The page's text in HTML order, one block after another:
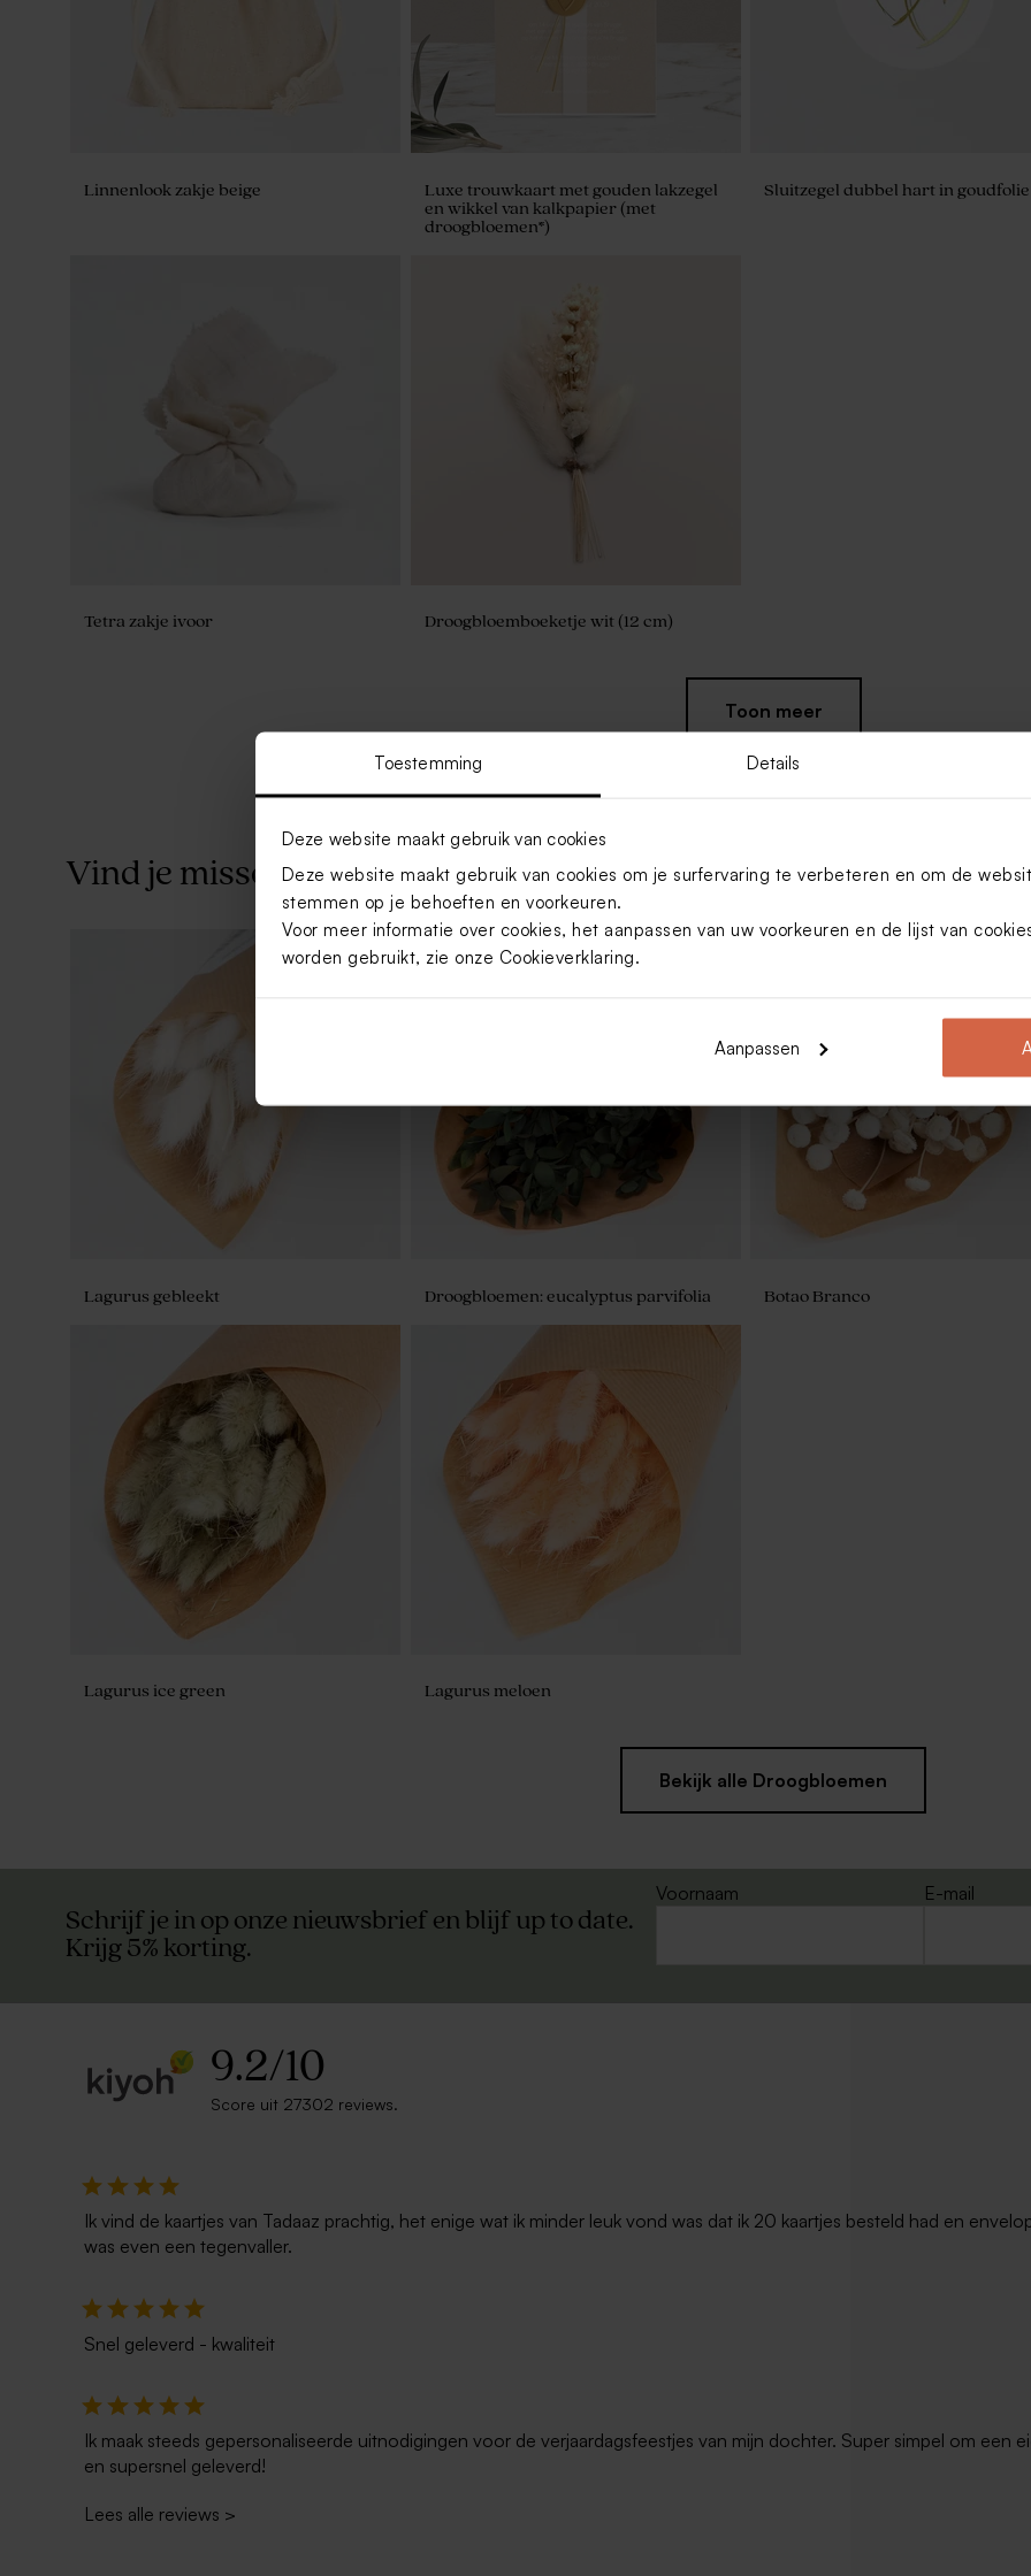
Toestemming Details
Deze website maakt gebruik van cookies
Deze website maakt gebruik van cookies om je surfervaring te verbeteren en om de
stemmen op je behoeften en voorkeuren.
Voor meer informatie over cookies, het aanpassen van uw voorkeuren en de lijst van
worden gebruikt, zie onze Cookieverklaring.
Aanpassen
Linnenlook zakje beige
Luxe trouwkaart met gouden lakzegel
en wikkel van kalkpapier (met
droogbloemen*)
Sluitzegel dubbel hart in goudfolie
Tetra zakje ivoor Droogbloemboeketje wit (12 cm)
Set van 12 bedankjes met badzout en
badbom - wit/geel
Velvet doosje rond beige
Houten potlood met beige molentje
Toon meer
Vind je misschien ook leuk
Lagurus gebleekt Droogbloemen: eucalyptus parvifolia Botao Branco
Lagurus ice green Lagurus meloen
Bekijk alle Droogbloemen
Schrijf je in op onze nieuwsbrief en blijf up to date.
Krijg 5% korting.
Voornaam
E-mail
9.2/10
Score uit 27302 reviews.
Ik vind de kaartjes van Tadaaz prachtig, het enige wat ik minder leuk vond was dat ik 20 kaartjes besteld had en
was even een tegenvaller.
Snel geleverd - kwaliteit
Ik maak steeds gepersonaliseerde uitnodigingen voor de verjaardagsfeestjes van mijn dochter. Super simpel om een
en supersnel geleverd!
Lees alle reviews >